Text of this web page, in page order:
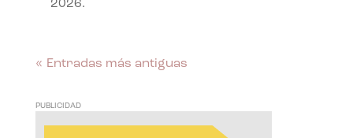
2026.
« Entradas más antiguas
PUBLICIDAD